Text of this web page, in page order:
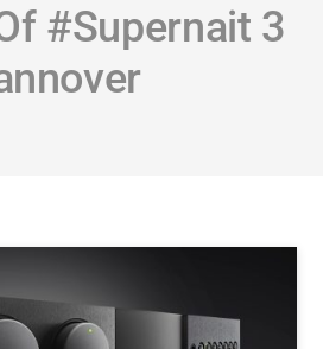
#Supernait 3